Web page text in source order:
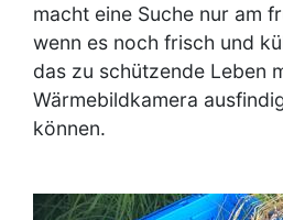
macht eine Suche nur am
wenn es noch frisch und
das zu schützende Leben
Wärmebildkamera
können.
Image